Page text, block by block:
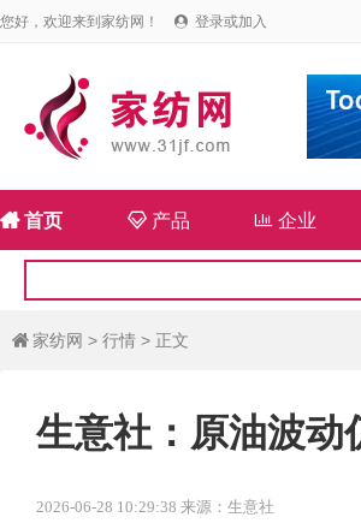
您好，欢迎来到家纺网！  登录或加入
首页 产品  企业
 家纺网 > 行情 > 正文
生意社：原油波动
2026-06-28 10:29:38 来源：生意社